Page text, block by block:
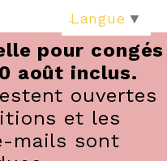
pour congés
août inclus.
ouvertes
et les
mails sont
Langue ▼